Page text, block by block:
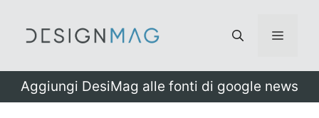
Menu
Aggiungi DesiMag alle fonti di google news